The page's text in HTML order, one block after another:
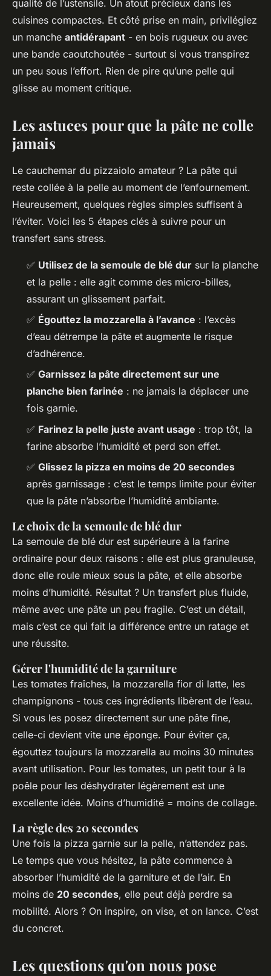
qualité de l’ustensile. Un atout précieux dans les
cuisines compactes. Et côté prise en main, privilégiez
un manche antidérapant - en bois rugueux ou avec
une bande caoutchoutée - surtout si vous transpirez
un peu sous l’effort. Rien de pire qu’une pelle qui
glisse au moment critique.
Les astuces pour que la pâte ne colle
jamais
Le cauchemar du pizzaiolo amateur ? La pâte qui
reste collée à la pelle au moment de l’enfournement.
Heureusement, quelques règles simples suffisent à
l’éviter. Voici les 5 étapes clés à suivre pour un
transfert sans stress.
✅ Utilisez de la semoule de blé dur sur la planche
et la pelle : elle agit comme des micro-billes,
assurant un glissement parfait.
✅ Égouttez la mozzarella à l’avance : l’excès
d’eau détrempe la pâte et augmente le risque
d’adhérence.
✅ Garnissez la pâte directement sur une
planche bien farinée : ne jamais la déplacer une
fois garnie.
✅ Farinez la pelle juste avant usage : trop tôt, la
farine absorbe l’humidité et perd son effet.
✅ Glissez la pizza en moins de 20 secondes
après garnissage : c’est le temps limite pour éviter
que la pâte n’absorbe l’humidité ambiante.
Le choix de la semoule de blé dur
La semoule de blé dur est supérieure à la farine
ordinaire pour deux raisons : elle est plus granuleuse,
donc elle roule mieux sous la pâte, et elle absorbe
moins d’humidité. Résultat ? Un transfert plus fluide,
même avec une pâte un peu fragile. C’est un détail,
mais c’est ce qui fait la différence entre un ratage et
une réussite.
Gérer l'humidité de la garniture
Les tomates fraîches, la mozzarella fior di latte, les
champignons - tous ces ingrédients libèrent de l’eau.
Si vous les posez directement sur une pâte fine,
celle-ci devient vite une éponge. Pour éviter ça,
égouttez toujours la mozzarella au moins 30 minutes
avant utilisation. Pour les tomates, un petit tour à la
poêle pour les déshydrater légèrement est une
excellente idée. Moins d’humidité = moins de collage.
La règle des 20 secondes
Une fois la pizza garnie sur la pelle, n’attendez pas.
Le temps que vous hésitez, la pâte commence à
absorber l’humidité de la garniture et de l’air. En
moins de 20 secondes, elle peut déjà perdre sa
mobilité. Alors ? On inspire, on vise, et on lance. C’est
du concret.
Les questions qu'on nous pose